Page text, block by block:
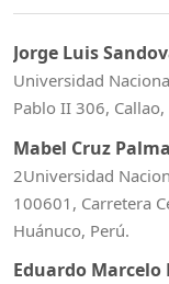
Jorge Luis
Universidad
Pablo II 306,
Mabel Cruz
2Universidad
100601, Carretera
Huánuco, Perú.
Eduardo